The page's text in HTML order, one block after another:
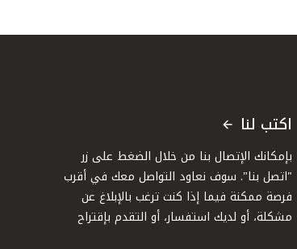
اكتب لنا
بإمكانك الإتصال بنا من خلال الضغط على زر
"اتصل بنا". سوف نعاود التواصل معك في أقرب
فرصة ممكنة فيما إذا كنت ترغب بالإبلاغ عن
مشكلة، أو لديك استفسار، أو التقدم بإقتراح